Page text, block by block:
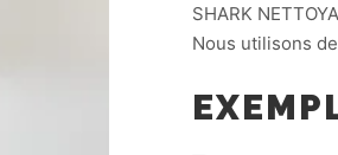
SHARK
Nous utilisons